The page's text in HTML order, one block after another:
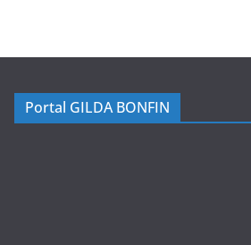
Portal GILDA BONFIN